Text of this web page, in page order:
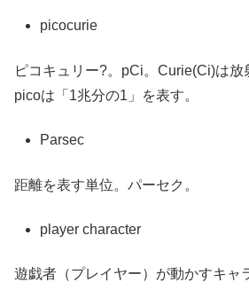
picocurie
ピコキュリー?。pCi。Curie(Ci)は放
picoは「1兆分の1」を表す。
Parsec
距離を表す単位。パーセク。
player character
遊戯者（プレイヤー）が動かすキャ